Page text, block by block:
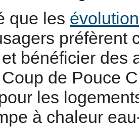
que les
préfèrent
bénéficier des
de Pouce
les
à chaleur